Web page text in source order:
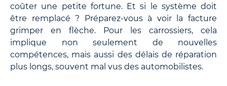
coûter une petite fortune. Et si le système doit
être remplacé ? Préparez-vous à voir la facture
grimper en flèche. Pour les carrossiers, cela
implique non seulement de nouvelles
compétences, mais aussi des délais de réparation
plus longs, souvent mal vus des automobilistes.